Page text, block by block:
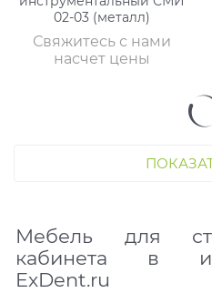
02-03 (металл)
Свяжитесь с нами
насчет цены
Мебель для
кабинета в
ExDent.ru